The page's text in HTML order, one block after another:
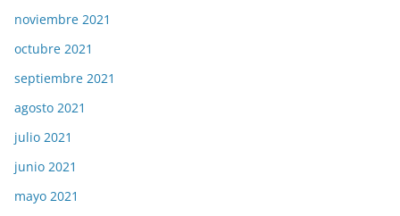
noviembre 2021
octubre 2021
septiembre 2021
agosto 2021
julio 2021
junio 2021
mayo 2021